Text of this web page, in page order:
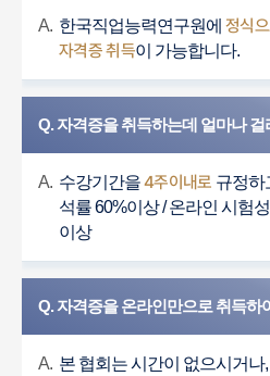
A. 한국직업능력연구원에 정식
자격증 취득이 가능합니다.
Q. 자격증을 취득하는데 얼마나 걸
A. 수강기간을4주이내로 규정하
석률 60%이상 / 온라인 시험
이상
Q. 자격증을 온라인만으로 취득하
A. 본 협회는 시간이 없으시거나